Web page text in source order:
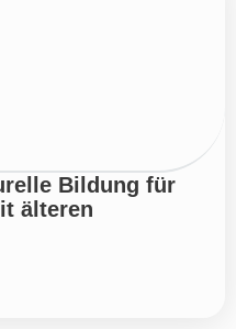
Bildung für
älteren